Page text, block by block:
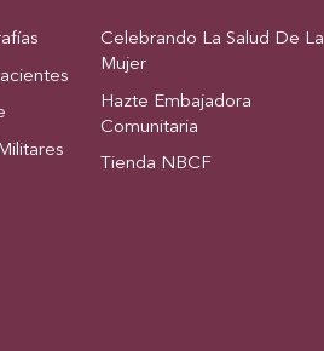
Celebrando La Salud De La
Mujer
Hazte Embajadora
Comunitaria
Tienda NBCF